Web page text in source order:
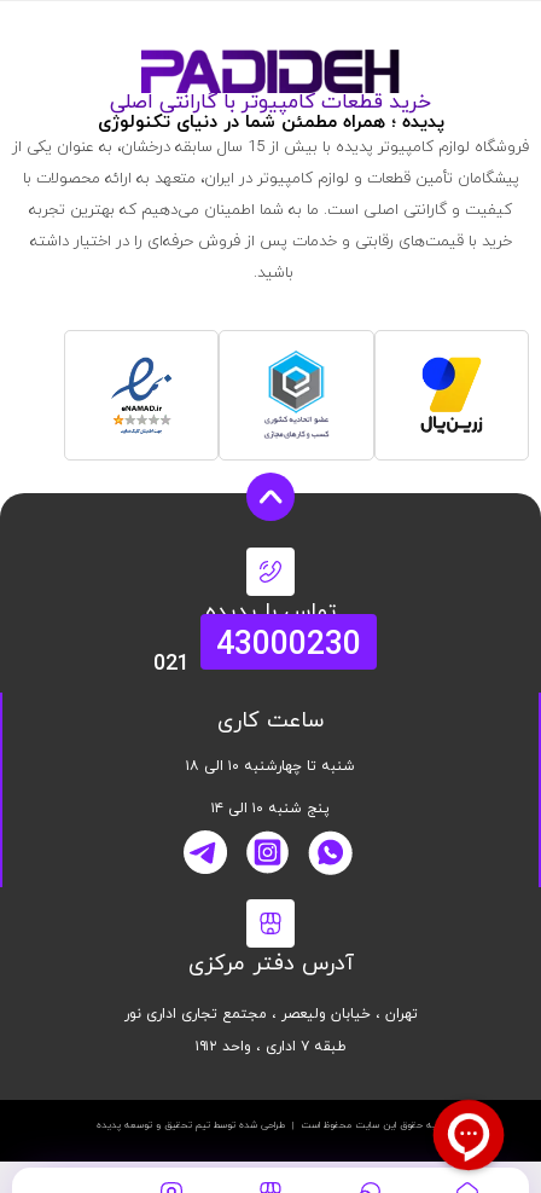
خرید قطعات کامپیوتر با گارانتی اصلی
پدیده ؛ همراه مطمئن شما در دنیای تکنولوژی
فروشگاه لوازم کامپیوتر پدیده با بیش از 15 سال سابقه درخشان، به عنوان یکی از
پیشگامان تأمین قطعات و لوازم کامپیوتر در ایران، متعهد به ارائه محصولات با
کیفیت و گارانتی اصلی است. ما به شما اطمینان می‌دهیم که بهترین تجربه
خرید با قیمت‌های رقابتی و خدمات پس از فروش حرفه‌ای را در اختیار داشته
باشید.
تماس با پدیده
43000230
021
ساعت کاری
شنبه تا چهارشنبه ۱۰ الی ۱۸
پنج شنبه ۱۰ الی ۱۴
آدرس دفتر مرکزی
تهران ، خیابان ولیعصر ، مجتمع تجاری اداری نور
طبقه ۷ اداری ، واحد ۱۹۱۲
کلیه حقوق این سایت محفوظ است | طراحی شده توسط تیم تحقیق و توسعه پدیده